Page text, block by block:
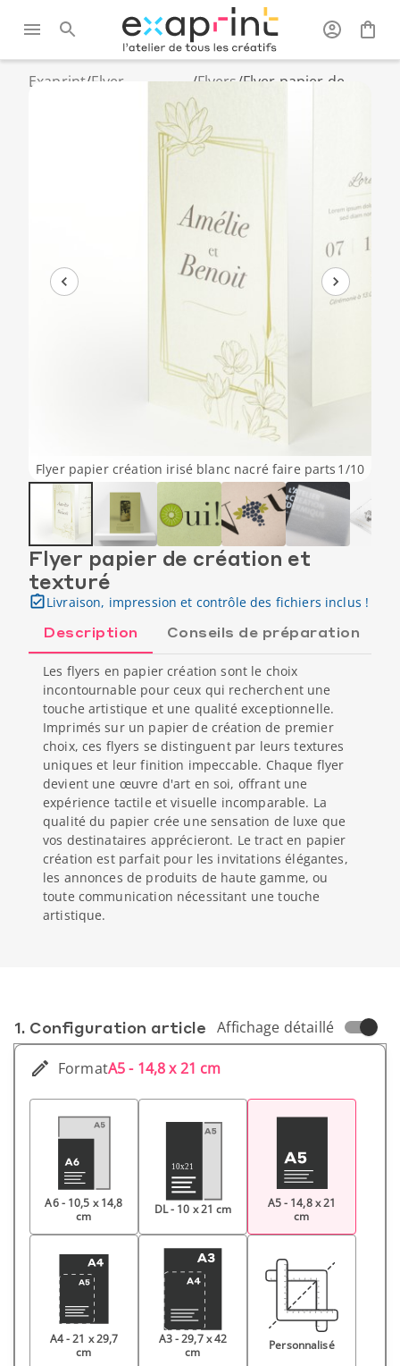
Exaprint/Flyer,
brochure et
/Flyers/Flyer papier de
Flyer papier création irisé blanc nacré faire parts 1 /10
Flyer papier de création et
texturé
Livraison, impression et contrôle des fichiers inclus !
Description Conseils de préparation
Les flyers en papier création sont le choix
incontournable pour ceux qui recherchent une
touche artistique et une qualité exceptionnelle.
Imprimés sur un papier de création de premier
choix, ces flyers se distinguent par leurs textures
uniques et leur finition impeccable. Chaque flyer
devient une œuvre d'art en soi, offrant une
expérience tactile et visuelle incomparable. La
qualité du papier crée une sensation de luxe que
vos destinataires apprécieront. Le tract en papier
création est parfait pour les invitations élégantes,
les annonces de produits de haute gamme, ou
toute communication nécessitant une touche
artistique.
1. Conf­iguration article Affichage détaillé
FormatA5 - 14,8 x 21 cm
A6 - 10,5 x 14,8
cm
DL - 10 x 21 cm
A5 - 14,8 x 21
cm
A4 - 21 x 29,7
cm
A3 - 29,7 x 42
cm
Personnalisé